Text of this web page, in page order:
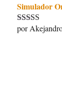
Simulador
Valorado con
por